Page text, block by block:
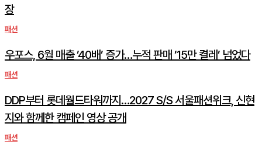
장
패션
우포스, 6월 매출 ’40배’ 증가…누적 판매 ’15만 켤레’ 넘었다
패션
DDP부터 롯데월드타워까지…2027 S/S 서울패션위크, 신현
지와 함께한 캠페인 영상 공개
패션